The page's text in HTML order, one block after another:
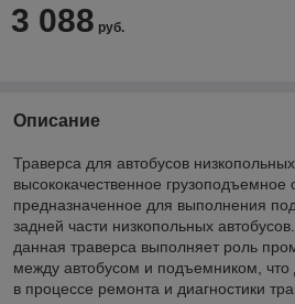
3 088 руб.
Описание
Траверса для автобусов
высококачественное грузоподъемное
предназначенное для выполнения
задней части низкопольных
данная траверса выполняет роль
между автобусом и подъемником,
в процессе ремонта и диагностики